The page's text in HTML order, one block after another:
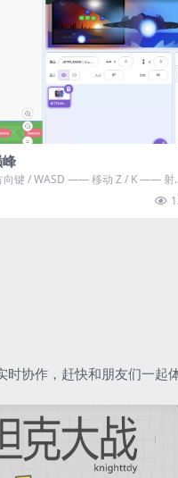
向键 / WASD —— 移动 Z / K —— 射
协作，赶快和朋友们一起